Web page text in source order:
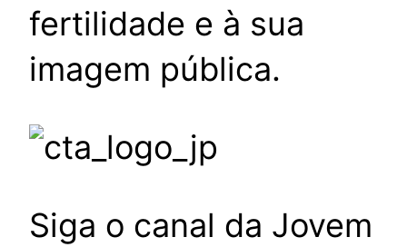
fertilidade e à sua
imagem pública.
Siga o canal da Jovem